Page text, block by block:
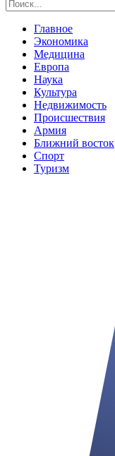
Главное
Экономика
Медицина
Европа
Наука
Культура
Недвижимость
Происшествия
Армия
Ближний восток
Спорт
Туризм